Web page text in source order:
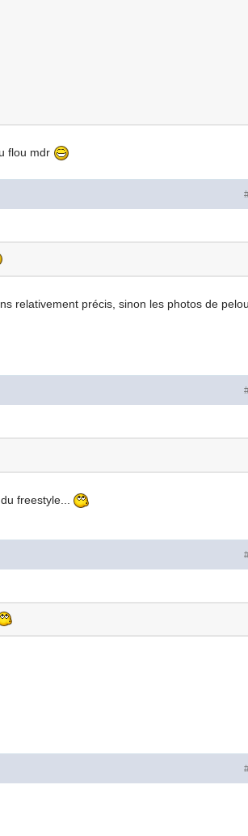
flou mdr
relativement précis, sinon les photos de
du freestyle...